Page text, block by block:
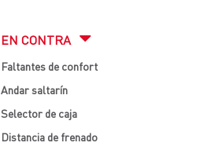
EN CONTRA
Faltantes de confort
Andar saltarín
Selector de caja
Distancia de frenado